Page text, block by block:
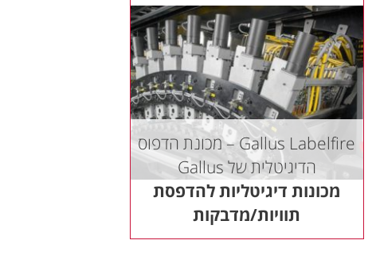
Gallus Labelfire – מכונת הדפוס
הדיגיטלית של Gallus
מכונות דיגיטליות להדפסת
תוויות/מדבקות